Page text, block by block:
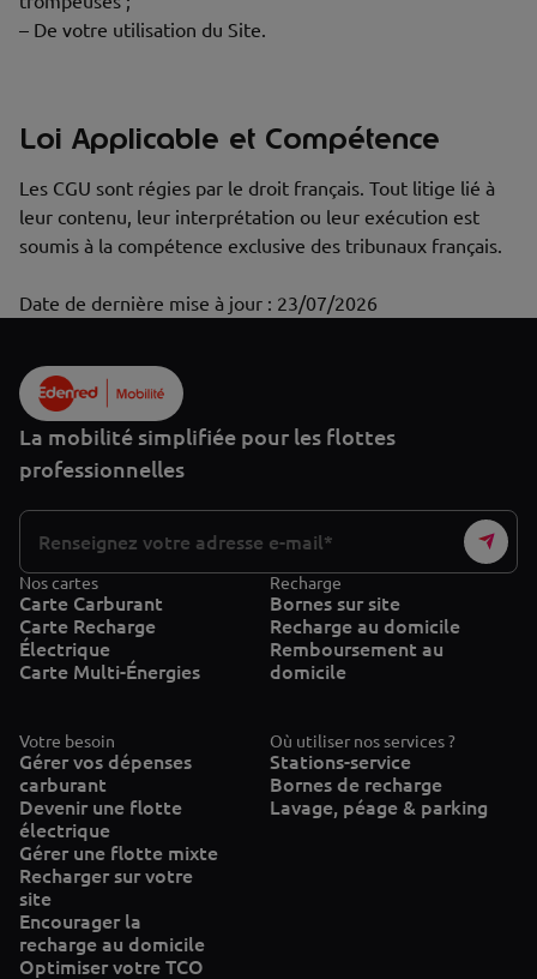
– De votre utilisation du Site.
Loi Applicable et Compétence
Les CGU sont régies par le droit français. Tout litige lié à
leur contenu, leur interprétation ou leur exécution est
soumis à la compétence exclusive des tribunaux français.
Date de dernière mise à jour : 23/07/2026
La mobilité simplifiée pour les flottes
professionnelles
Nos cartes
Carte Carburant
Carte Recharge
Électrique
Carte Multi-Énergies
Recharge
Bornes sur site
Recharge au domicile
Remboursement au
domicile
Votre besoin
Gérer vos dépenses
carburant
Devenir une flotte
électrique
Gérer une flotte mixte
Recharger sur votre
site
Encourager la
recharge au domicile
Optimiser votre TCO
Où utiliser nos services ?
Stations-service
Bornes de recharge
Lavage, péage & parking